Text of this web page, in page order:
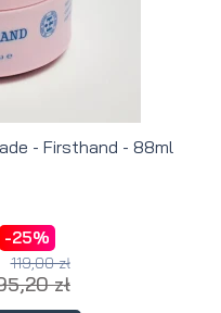
- Firsthand - 88ml
-25%
119,00 zł
zł